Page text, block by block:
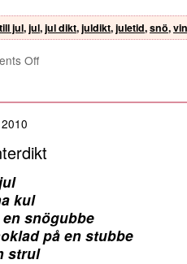
jul,jul,jul dikt,juldikt,juletid,snö,
Off
kul
snögubbe
på en stubbe
strul